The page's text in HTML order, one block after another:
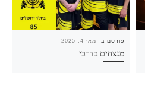
פורסם ב- מאי 4, 2025
מנצחים בדרבי